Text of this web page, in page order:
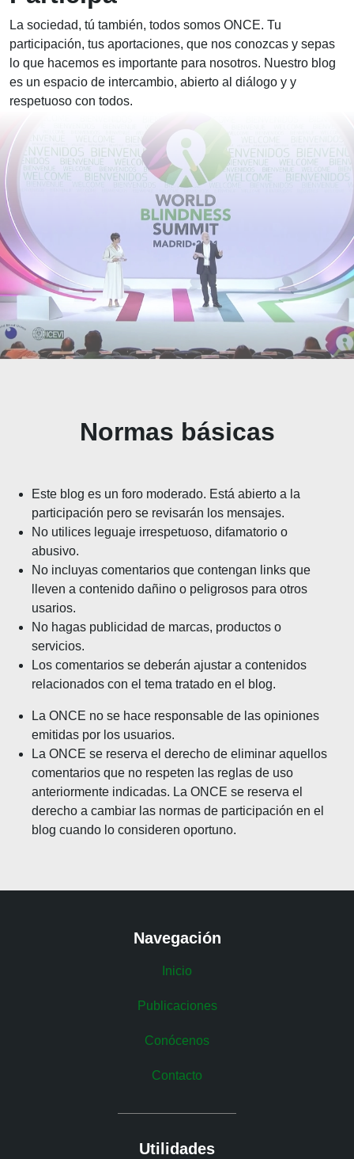
La sociedad, tú también, todos somos ONCE. Tu
participación, tus aportaciones, que nos conozcas y sepas
lo que hacemos es importante para nosotros. Nuestro blog
es un espacio de intercambio, abierto al diálogo y y
respetuoso con todos.
Normas básicas
Este blog es un foro moderado. Está abierto a la
participación pero se revisarán los mensajes.
No utilices leguaje irrespetuoso, difamatorio o
abusivo.
No incluyas comentarios que contengan links que
lleven a contenido dañino o peligrosos para otros
usarios.
No hagas publicidad de marcas, productos o
servicios.
Los comentarios se deberán ajustar a contenidos
relacionados con el tema tratado en el blog.
La ONCE no se hace responsable de las opiniones
emitidas por los usuarios.
La ONCE se reserva el derecho de eliminar aquellos
comentarios que no respeten las reglas de uso
anteriormente indicadas. La ONCE se reserva el
derecho a cambiar las normas de participación en el
blog cuando lo consideren oportuno.
Navegación
Inicio
Publicaciones
Conócenos
Contacto
Utilidades